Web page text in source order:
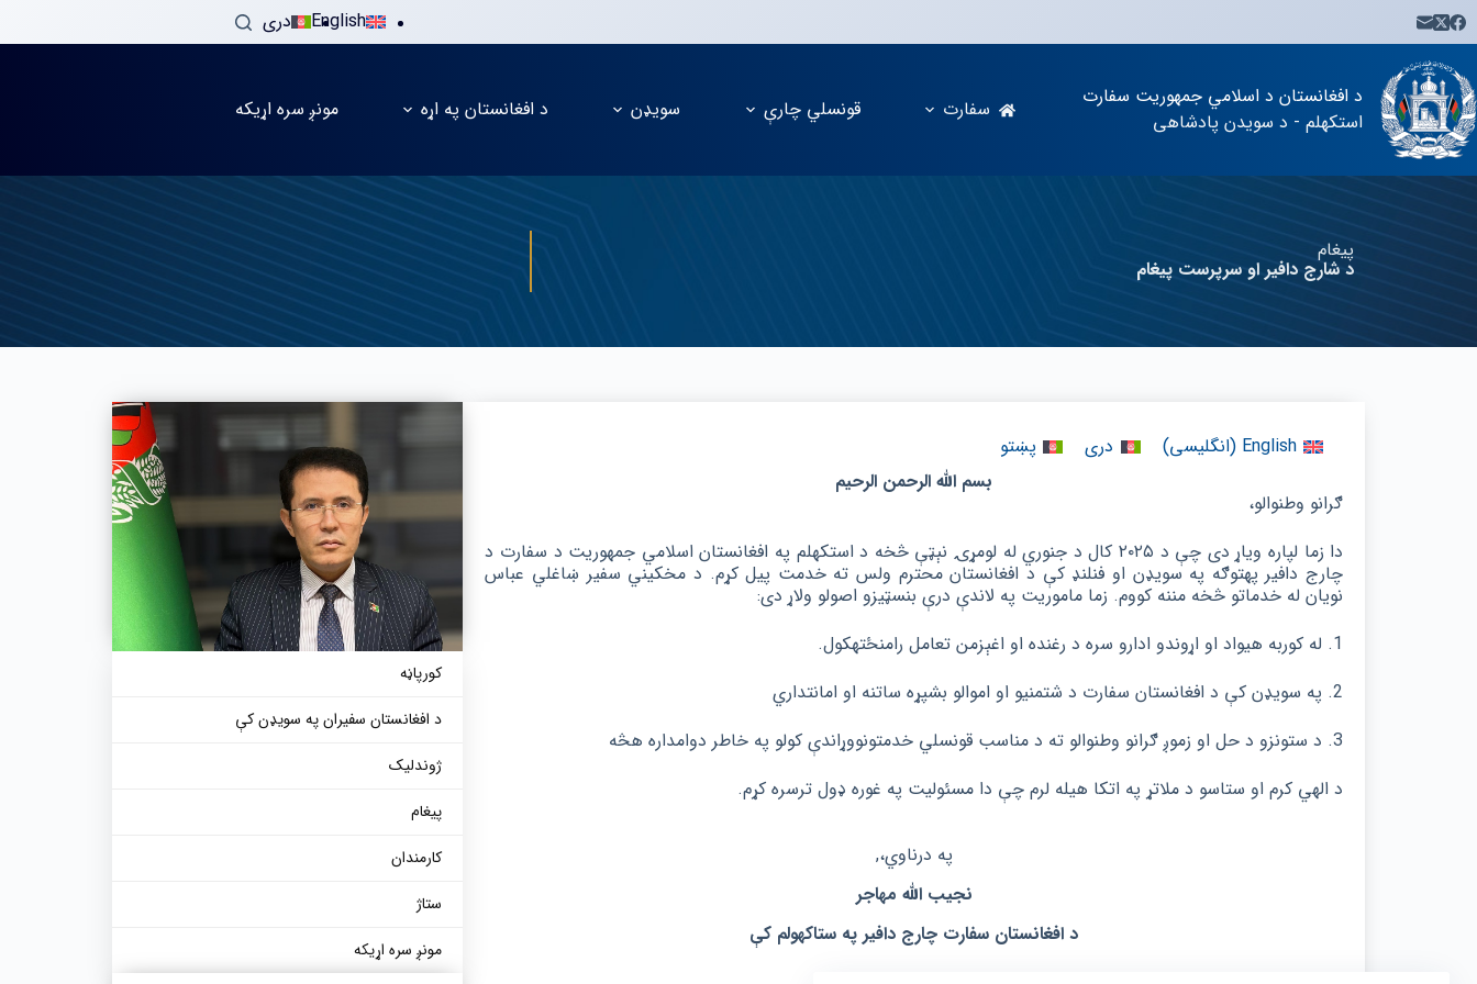
English دری
د افغانستان د اسلامي جمهوریت سفارت
استکهلم - د سویدن پادشاهی
سفارت قونسلي چارې سویډن د افغانستان په اړه مونږ سره اړیکه
پیغام
د شارج دافیر او سرپرست پیغام
English
(انگلیسی) دری
پښتو
بسم الله الرحمن الرحیم
ګرانو وطنوالو،
دا زما لپاره ویاړ دی چې د ۲۰۲۵ کالد جنوريله لومړۍ نېټې څخه د استکهلم په افغانستان اسلامي جمهوریت د سفارت د
چارج دافیر پهتوګه په سویډن او فنلنډ کې د افغانستان محترم ولس ته خدمت پیل کړم. د مخکیني سفیر ښاغلي عباس
نویان له خدماتو څخه مننه کووم. زما ماموریت په لاندې درې بنسټیزو اصولو ولاړ دی:
1. له کوربه هیواد او اړوندو ادارو سره د رغنده او اغېزمن تعامل رامنځتهکول.
2. په سویډن کې د افغانستان سفارت د شتمنیو او اموالو بشپړه ساتنه او امانتداري
3. د ستونزو د حل او زموږ ګرانو وطنوالو ته د مناسب قونسلي خدمتونووړاندې کولو په خاطر دوامداره هڅه
د الهي کرم او ستاسو د ملاتړ په اتکا هیله لرم چې دا مسئولیت په غوره ډول ترسره کړم.
په درناوي،,
نجیب الله مهاجر
د افغانستان سفارت چارج دافیر په ستاکهولم کې
کورپاڼه
د افغانستان سفيران په سویډن کې
ژوندلیک
پیغام
کارمندان
ستاژ
مونږ سره اړیکه